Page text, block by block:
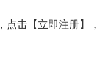
，点击【立即注册】，